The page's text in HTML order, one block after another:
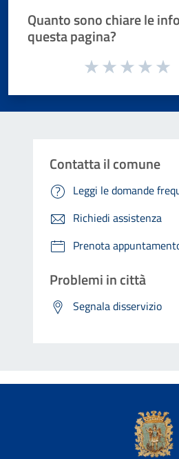
Quanto sono chiare le
questa pagina?
Valuta da 1 a 5 stelle la pagina
Contatta il comune
Leggi le domande
Richiedi assistenza
Prenota
Problemi in città
Segnala disservizio